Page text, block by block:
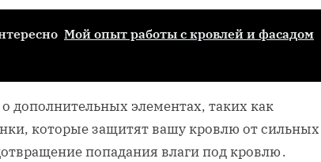
Мой опыт работы с кровлей и фасадом
дополнительных элементах, таких как
которые защитят вашу кровлю от сильных
попадания влаги под кровлю․